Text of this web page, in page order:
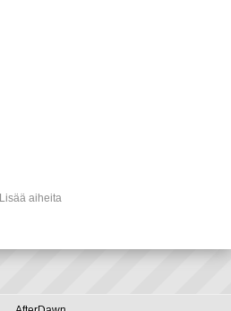
Lisää aiheita